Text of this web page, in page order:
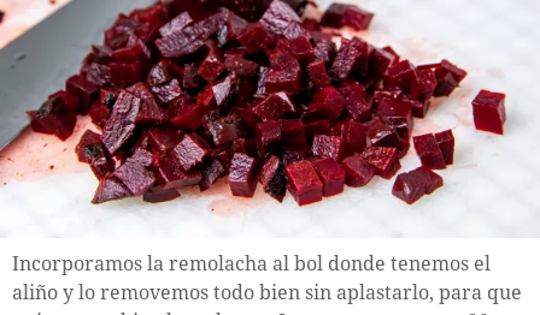
Incorporamos la remolacha al bol donde tenemos el
aliño y lo removemos todo bien sin aplastarlo, para que